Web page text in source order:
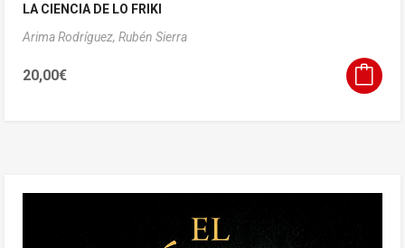
LA CIENCIA DE LO FRIKI
Arima Rodríguez, Rubén Sierra
20,00€